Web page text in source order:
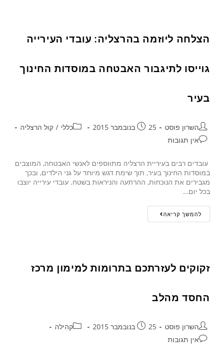
הצלחה ליוזמה בהרצליה: עובדי העירייה
גוייסו לתיגבור האבטחה במוסדות החינוך
בעיר
השרון פוסט 25 בנובמבר 2015 כללי / קול הרצליה
אין תגובות
עובדים רבים בעיריית הרצליה מתווספים לאנשי האבטחה, המוצבים
במוסדות החינוך בעיר, תוך שימת דגש מיוחד על גני הילדים, ובכך
מגבירים את הנוכחות, ההרתעה והניראות בשטח. עובדי עירייה יוצבו
בכל יום…
להמשך קריאה
זקוקים לעזרתכם בתרומות למימון מרכז
החסד מהלב
השרון פוסט 25 בנובמבר 2015
קהילה
אין תגובות